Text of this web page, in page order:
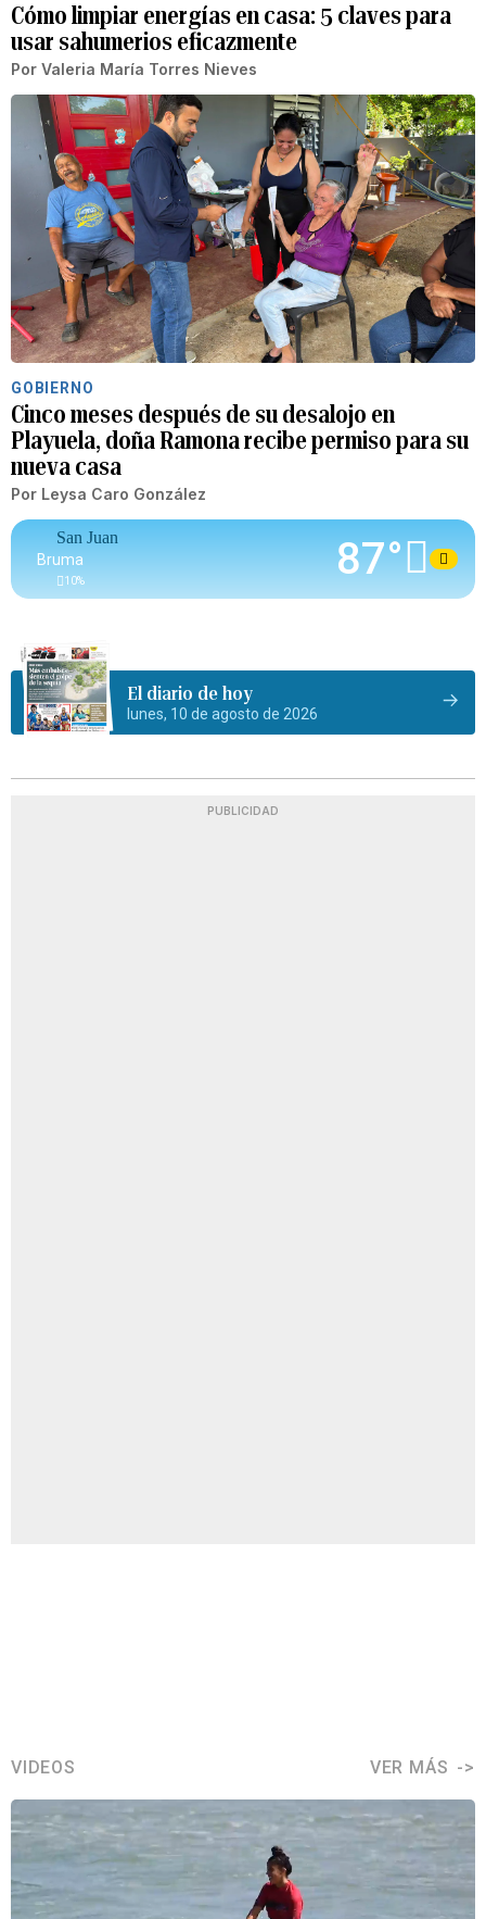
Cómo limpiar energías en casa: 5 claves para
usar sahumerios eficazmente
Por Valeria María Torres Nieves
GOBIERNO
Cinco meses después de su desalojo en
Playuela, doña Ramona recibe permiso para su
nueva casa
Por Leysa Caro González
San Juan
Bruma
10% 87°
El diario de hoy
lunes, 10 de agosto de 2026
PUBLICIDAD
VIDEOS VER MÁS